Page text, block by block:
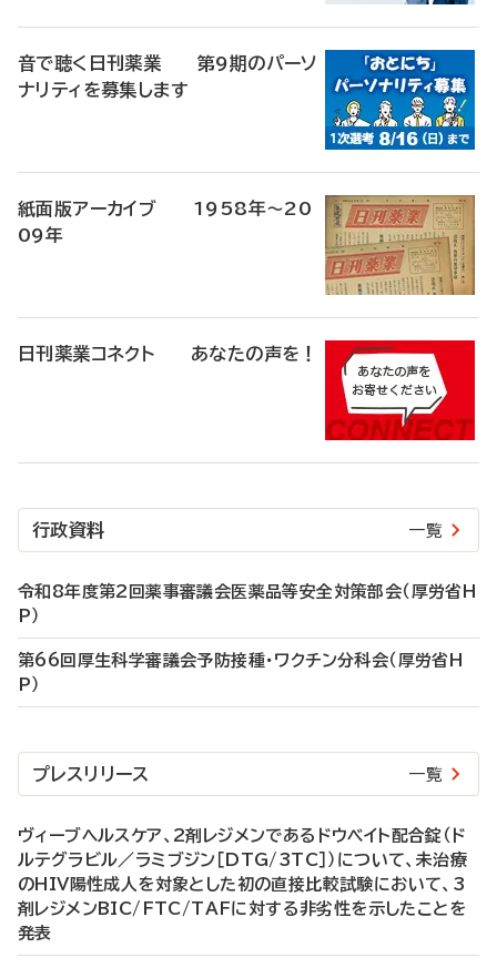
音で聴く日刊薬業 第9期のパーソ
ナリティを募集します
紙面版アーカイブ 1958年～20
09年
日刊薬業コネクト あなたの声を！
行政資料 一覧
令和8年度第2回薬事審議会医薬品等安全対策部会（厚労省H
P）
第66回厚生科学審議会予防接種・ワクチン分科会（厚労省H
P）
プレスリリース 一覧
ヴィーブヘルスケア、2剤レジメンであるドウベイト配合錠（ド
ルテグラビル／ラミブジン［DTG/3TC］）について、未治療
のHIV陽性成人を対象とした初の直接比較試験において、3
剤レジメンBIC/FTC/TAFに対する非劣性を示したことを
発表